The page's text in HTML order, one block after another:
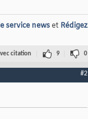
service newset Rédigez
citation 9 0
#2